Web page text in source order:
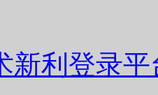
新利登录